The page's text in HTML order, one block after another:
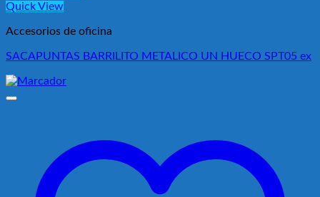
Quick View
Accesorios de oficina
SACAPUNTAS BARRILITO METALICO UN HUECO SPT05 ex